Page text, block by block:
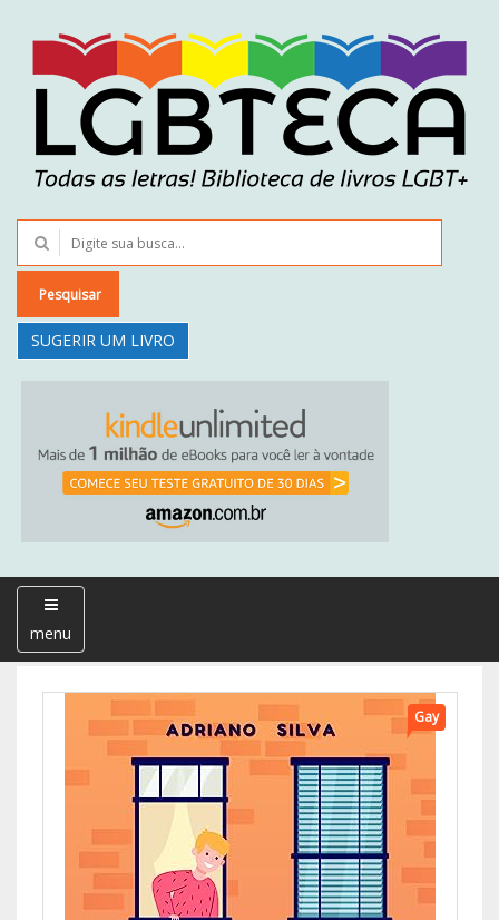
Pesquisar
SUGERIR UM LIVRO
menu
Gay